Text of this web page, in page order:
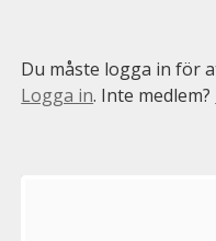
Du måste logga in för
Logga in. Inte medlem?